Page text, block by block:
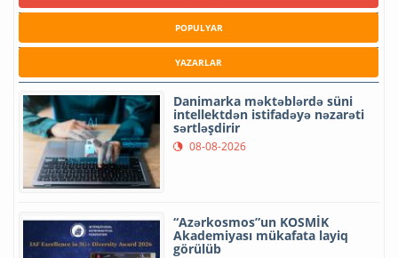
POPULYAR
YAZARLAR
Danimarka məktəblərdə süni
intellektdən istifadəyə nəzarəti
sərtləşdirir
08-08-2026
“Azərkosmos”un KOSMİK
Akademiyası mükafata layiq
görülüb